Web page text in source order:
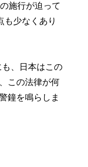
施行が迫って
も少なくあり
、日本はこの
この法律が何
鐘を鳴らしま